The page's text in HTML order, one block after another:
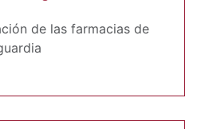
de las farmacias de